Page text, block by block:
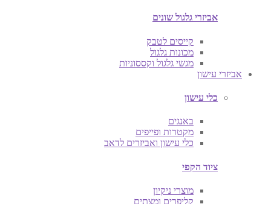
אביזרי גלגול שונים
קייסים לטבק
מכונות גלגול
מגשי גלגול וקססוניות
אביזרי עישון
כלי עישון
באנגים
מקטרות ופייפים
כלי עישון ואביזרים לדאב
ציוד הקפי
מוצרי ניקיון
קליפרים ומצתים